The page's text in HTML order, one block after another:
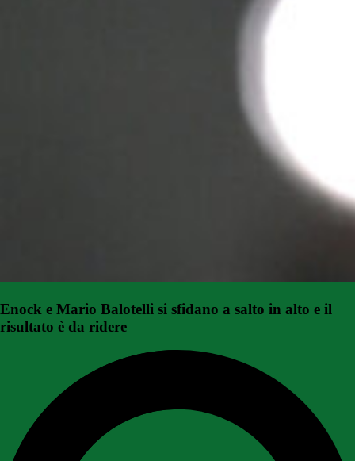
Enock e Mario Balotelli si sfidano a salto in alto e il
risultato è da ridere